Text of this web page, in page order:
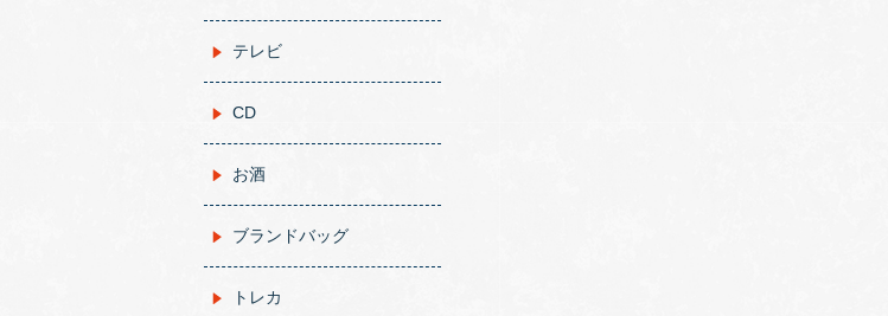
テレビ
CD
お酒
ブランドバッグ
トレカ